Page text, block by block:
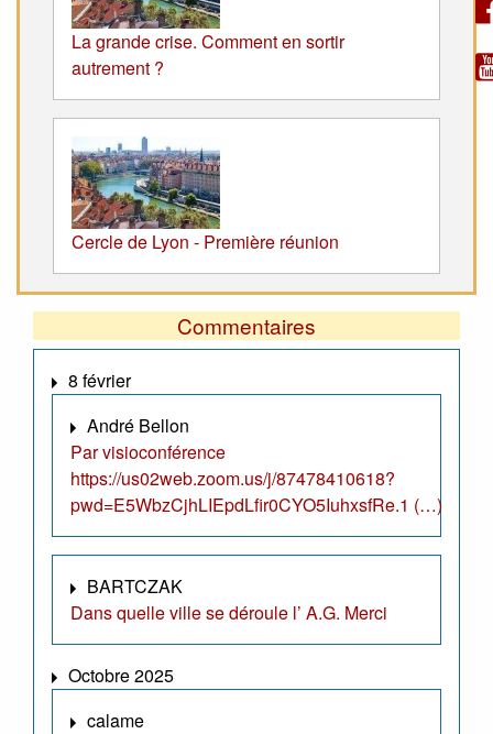
La grande crise. Comment en sortir
autrement ?
Cercle de Lyon - Première réunion
Commentaires
8 février
André Bellon
Par visioconférence
https://us02web.zoom.us/j/87478410618?
pwd=E5WbzCjhLIEpdLfir0CYO5IuhxsfRe.1 (…)
BARTCZAK
Dans quelle ville se déroule l’ A.G. Merci
Octobre 2025
calame